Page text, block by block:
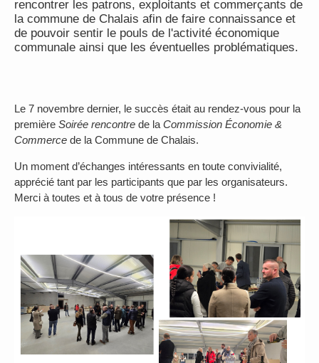
rencontrer les patrons, exploitants et commerçants de
la commune de Chalais afin de faire connaissance et
de pouvoir sentir le pouls de l'activité économique
communale ainsi que les éventuelles problématiques.
Le 7 novembre dernier, le succès était au rendez-vous pour la
première Soirée rencontre de la Commission Économie &
Commerce de la Commune de Chalais.
Un moment d’échanges intéressants en toute convivialité,
apprécié tant par les participants que par les organisateurs.
Merci à toutes et à tous de votre présence !